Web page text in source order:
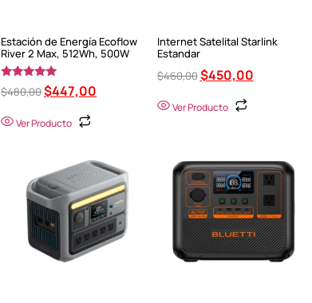
Estación de Energía Ecoflow
River 2 Max, 512Wh, 500W
Valorado en
4.75
$480,00$447,00
Ver Producto
Internet Satelital Starlink
Estandar
$460,00$450,00
Ver Producto